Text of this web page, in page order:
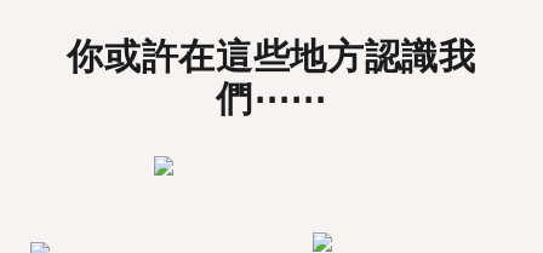
你或許在這些地方認識我
們⋯⋯